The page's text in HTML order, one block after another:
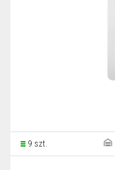
9 szt.